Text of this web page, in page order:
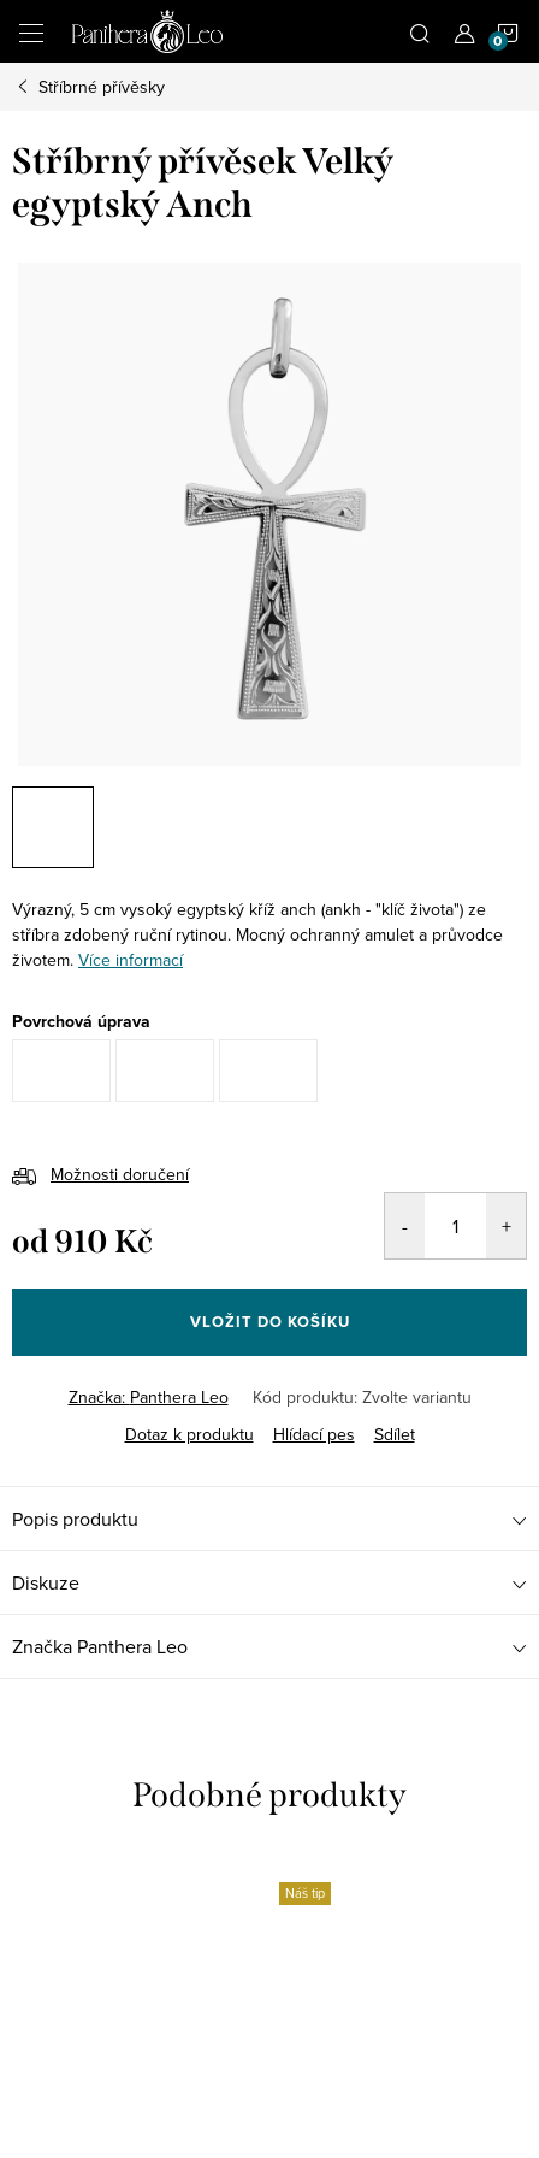
obsah
Stříbrné přívěsky
Stříbrný přívěsek Velký
egyptský Anch
Výrazný, 5 cm vysoký egyptský kříž anch (ankh - "klíč života") ze
stříbra zdobený ruční rytinou. Mocný ochranný amulet a průvodce
životem. Více informací
Povrchová úprava
Možnosti doručení
od910 Kč
cena:
VLOŽIT DO KOŠÍKU
Značka: Panthera Leo Kód produktu: Zvolte variantu
Dotaz k produktu
Hlídací pes Sdílet
Popis produktu
Diskuze
Značka Panthera Leo
Náš tip